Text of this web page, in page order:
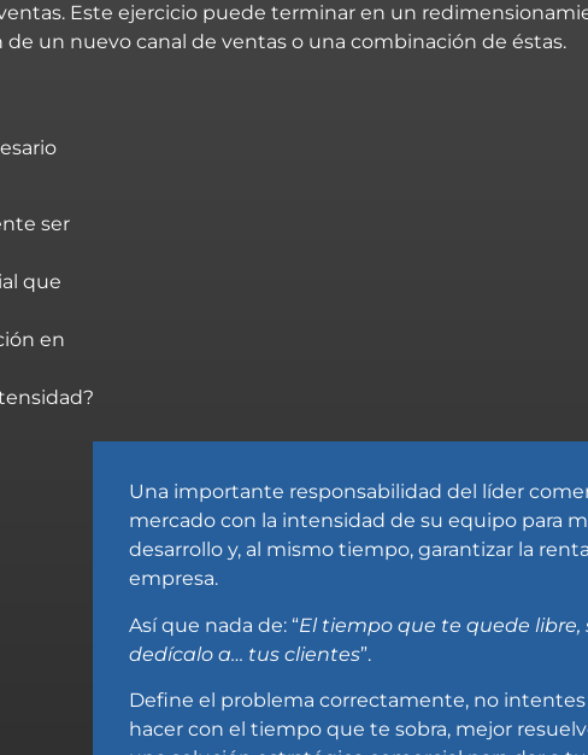
Este ejercicio puede terminar en un
un nuevo canal de ventas o una combinación de éstas.
ser
que
en
Una importante responsabilidad del líder
mercado con la intensidad de su equipo para
desarrollo y, al mismo tiempo, garantizar la
empresa.
Así que nada de: “El tiempo que te quede libre,
dedícalo a… tus clientes”.
Define el problema correctamente, no
hacer con el tiempo que te sobra, mejor